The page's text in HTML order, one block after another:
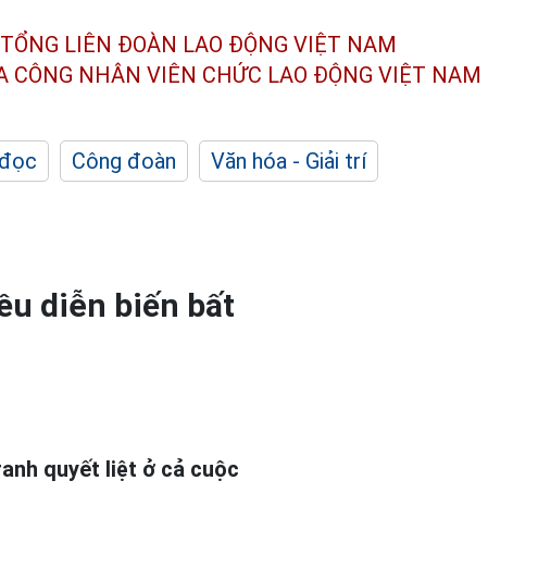
LIÊN ĐOÀN LAO ĐỘNG VIỆT NAM
CÔNG NHÂN VIÊN CHỨC LAO ĐỘNG VIỆT NAM
Công đoàn
Văn hóa - Giải trí
diễn biến bất
quyết liệt ở cả cuộc